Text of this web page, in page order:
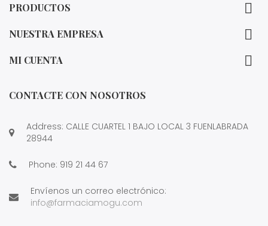
PRODUCTOS 
NUESTRA EMPRESA 
MI CUENTA 
CONTACTE CON NOSOTROS
Address: CALLE CUARTEL 1 BAJO LOCAL 3 FUENLABRADA
28944
Phone: 919 21 44 67
Envíenos un correo electrónico:
info@farmaciamogu.com